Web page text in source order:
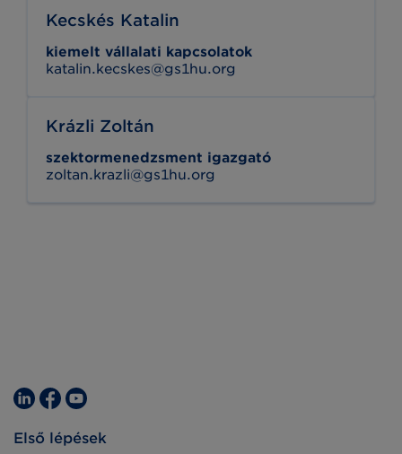
Kecskés Katalin
kiemelt vállalati kapcsolatok
katalin.kecskes@gs1hu.org
Krázli Zoltán
szektormenedzsment igazgató
zoltan.krazli@gs1hu.org
Első lépések